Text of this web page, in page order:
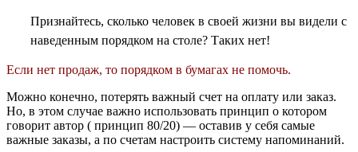
Признайтесь, сколько человек в своей жизни вы видели с
наведенным порядком на столе? Таких нет!
Если нет продаж, то порядком в бумагах не помочь.
Можно конечно, потерять важный счет на оплату или заказ.
Но, в этом случае важно использовать принцип о котором
говорит автор ( принцип 80/20) — оставив у себя самые
важные заказы, а по счетам настроить систему напоминаний.